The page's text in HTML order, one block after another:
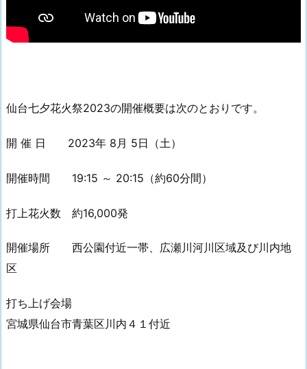
仙台七夕花火祭2023の開催概要は次のとおりです。
開 催 日 2023年 8月 5日（土）
開催時間 19:15 ～ 20:15（約60分間）
打上花火数 約16,000発
開催場所 西公園付近一帯、広瀬川河川区域及び川内地
区
打ち上げ会場
宮城県仙台市青葉区川内４１付近